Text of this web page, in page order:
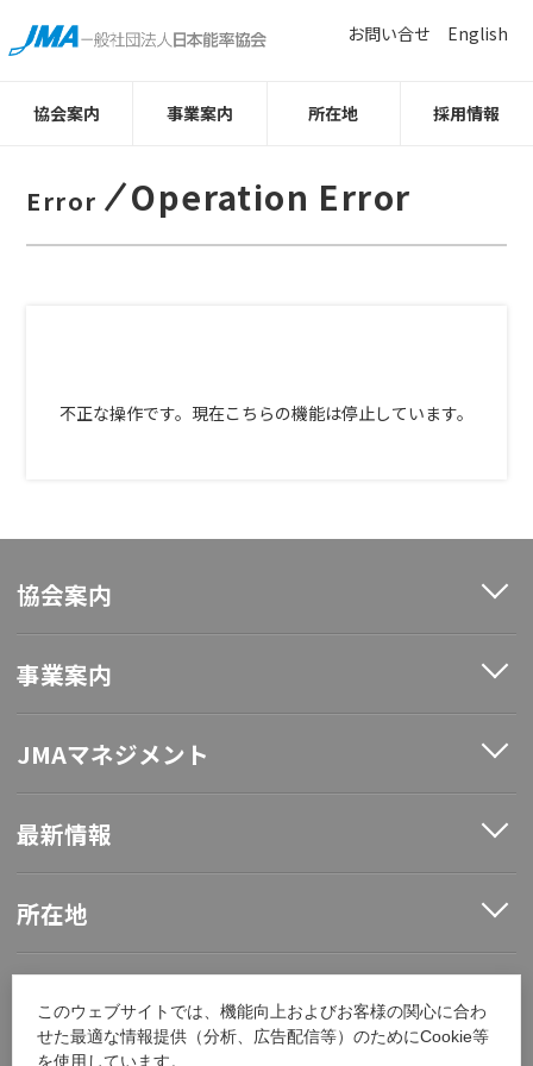
このウェブサイトでは、機能向上およびお客様の関心に合わ
せた最適な情報提供（分析、広告配信等）のためにCookie等
を使用しています。
協会案内 事業案内 所在地 採用情報
お問い合せ English
Error Operation Error
不正な操作です。現在こちらの機能は停止しています。
協会案内
事業案内
JMAマネジメント
最新情報
所在地